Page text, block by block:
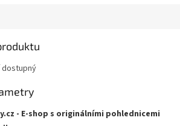
dostupný
- E-shop s originálními pohlednicemi